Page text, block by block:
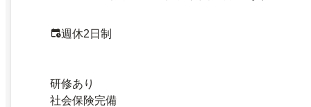
週休2日制
研修あり
社会保険完備